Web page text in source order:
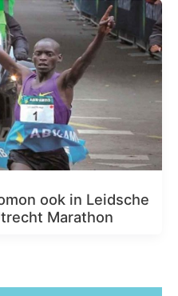
ook in Leidsche
Marathon